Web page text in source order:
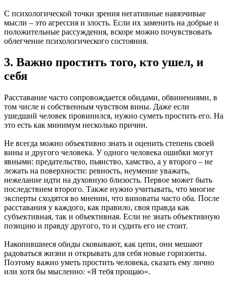
С психологической точки зрения негативные навязчивые
мысли – это агрессия и злость. Если их заменить на добрые и
положительные рассуждения, вскоре можно почувствовать
облегчение психологического состояния.
3. Важно простить того, кто ушел, и
себя
Расставание часто сопровождается обидами, обвинениями, в
том числе и собственным чувством вины. Даже если
ушедший человек провинился, нужно суметь простить его. На
это есть как минимум несколько причин.
Не всегда можно объективно знать и оценить степень своей
вины и другого человека. У одного человека ошибки могут
явными: предательство, пьянство, хамство, а у второго – не
лежать на поверхности: ревность, неумение уважать,
нежелание идти на духовную близость. Первое может быть
последствием второго. Также нужно учитывать, что многие
эксперты сходятся во мнении, что виноваты часто оба. После
расставания у каждого, как правило, своя правда как
субъективная, так и объективная. Если не знать объективную
позицию и правду другого, то и судить его не стоит.
Накопившиеся обиды сковывают, как цепи, они мешают
радоваться жизни и открывать для себя новые горизонты.
Поэтому важно уметь простить человека, сказать ему лично
или хотя бы мысленно: «Я тебя прощаю».